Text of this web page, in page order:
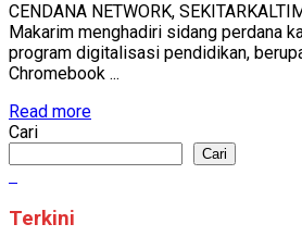
CENDANA NETWORK,
Makarim menghadiri sidang perdana
program digitalisasi pendidikan,
Chromebook ...
Read more
Cari
Cari
Terkini